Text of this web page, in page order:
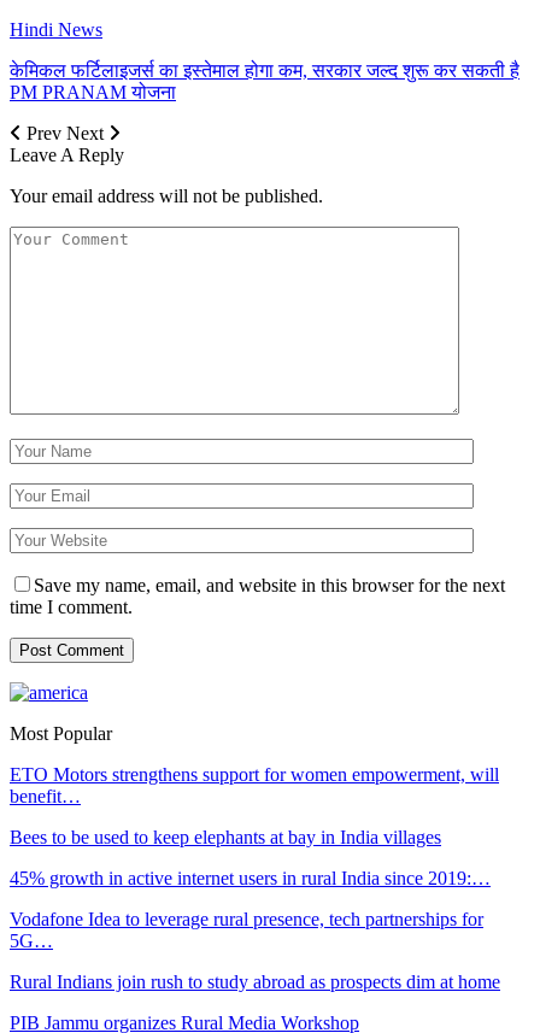
Hindi News
केमिकल फर्टिलाइजर्स का इस्तेमाल होगा कम, सरकार जल्द शुरू कर सकती है
PM PRANAM योजना
Prev Next
Leave A Reply
Your email address will not be published.
Save my name, email, and website in this browser for the next
time I comment.
Most Popular
ETO Motors strengthens support for women empowerment, will
benefit…
Bees to be used to keep elephants at bay in India villages
45% growth in active internet users in rural India since 2019:…
Vodafone Idea to leverage rural presence, tech partnerships for
5G…
Rural Indians join rush to study abroad as prospects dim at home
PIB Jammu organizes Rural Media Workshop